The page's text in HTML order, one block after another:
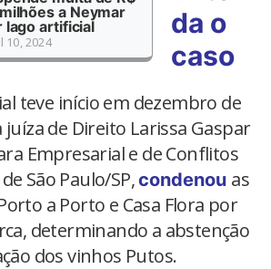
a Neymar
lago artificial
10, 2024
da o
caso
teve início em dezembro de
juíza de Direito Larissa Gaspar
Empresarial e de Conflitos
São Paulo/SP,condenou as
a Porto e Casa Flora por
determinando a abstenção
dos vinhos Putos.